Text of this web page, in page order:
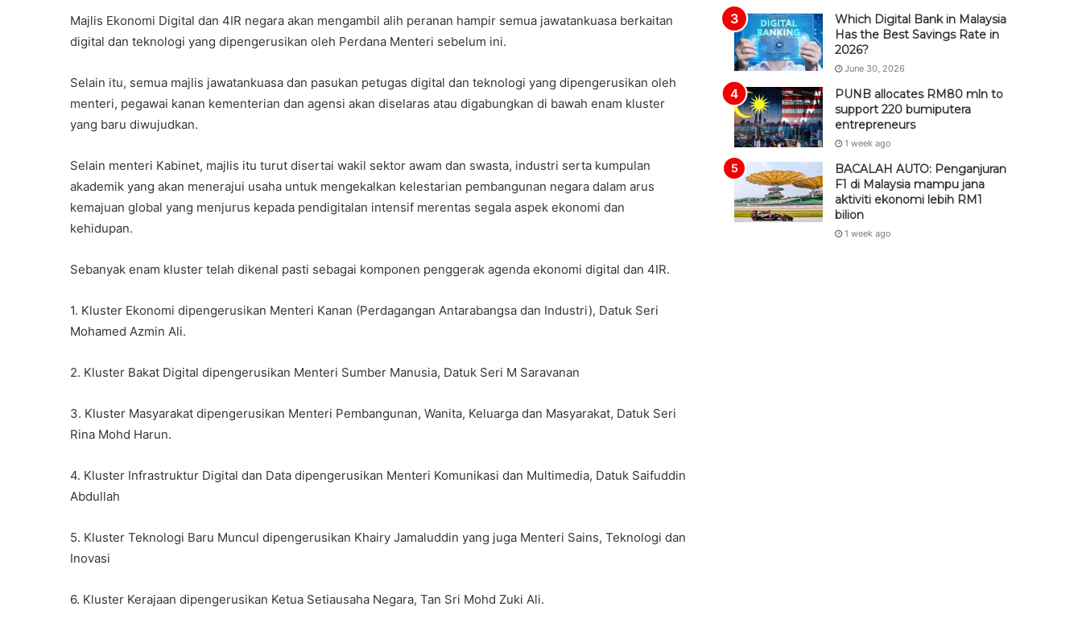
Majlis Ekonomi Digital dan 4IR negara akan mengambil alih peranan hampir semua jawatankuasa berkaitan
digital dan teknologi yang dipengerusikan oleh Perdana Menteri sebelum ini.
Selain itu, semua majlis jawatankuasa dan pasukan petugas digital dan teknologi yang dipengerusikan oleh
menteri, pegawai kanan kementerian dan agensi akan diselaras atau digabungkan di bawah enam kluster
yang baru diwujudkan.
Selain menteri Kabinet, majlis itu turut disertai wakil sektor awam dan swasta, industri serta kumpulan
akademik yang akan menerajui usaha untuk mengekalkan kelestarian pembangunan negara dalam arus
kemajuan global yang menjurus kepada pendigitalan intensif merentas segala aspek ekonomi dan
kehidupan.
Sebanyak enam kluster telah dikenal pasti sebagai komponen penggerak agenda ekonomi digital dan 4IR.
1. Kluster Ekonomi dipengerusikan Menteri Kanan (Perdagangan Antarabangsa dan Industri), Datuk Seri
Mohamed Azmin Ali.
2. Kluster Bakat Digital dipengerusikan Menteri Sumber Manusia, Datuk Seri M Saravanan
3. Kluster Masyarakat dipengerusikan Menteri Pembangunan, Wanita, Keluarga dan Masyarakat, Datuk Seri
Rina Mohd Harun.
4. Kluster Infrastruktur Digital dan Data dipengerusikan Menteri Komunikasi dan Multimedia, Datuk Saifuddin
Abdullah
5. Kluster Teknologi Baru Muncul dipengerusikan Khairy Jamaluddin yang juga Menteri Sains, Teknologi dan
Inovasi
6. Kluster Kerajaan dipengerusikan Ketua Setiausaha Negara, Tan Sri Mohd Zuki Ali.
Which Digital Bank in Malaysia
Has the Best Savings Rate in
2026?
June 30, 2026
PUNB allocates RM80 mln to
support 220 bumiputera
entrepreneurs
1 week ago
BACALAH AUTO: Penganjuran
F1 di Malaysia mampu jana
aktiviti ekonomi lebih RM1
bilion
1 week ago